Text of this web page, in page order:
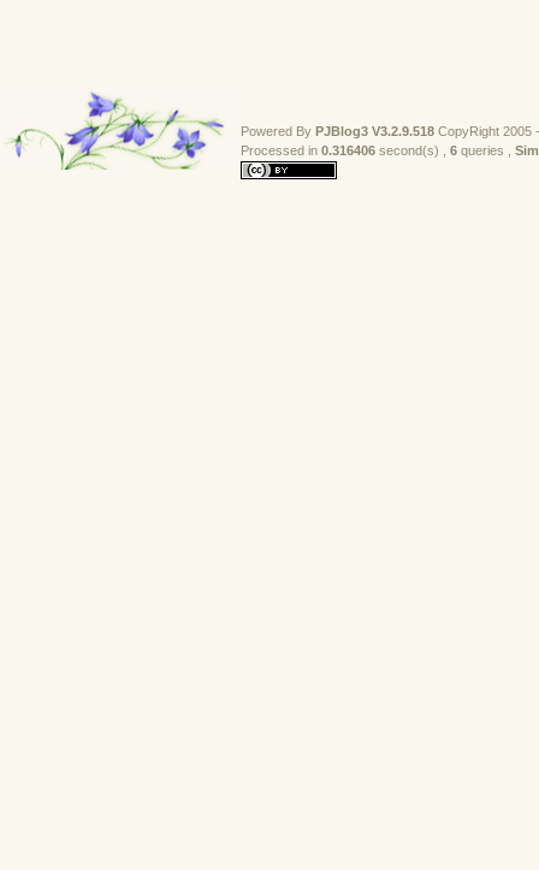
Powered By PJBlog3 V3.2.9.518 CopyRight 2005
Processed in 0.316406 second(s) , 6 queries ,